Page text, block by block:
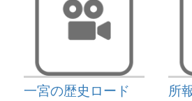
一宮の歴史ロード
所